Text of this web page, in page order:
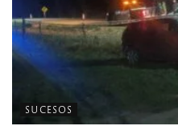
SUCESOS